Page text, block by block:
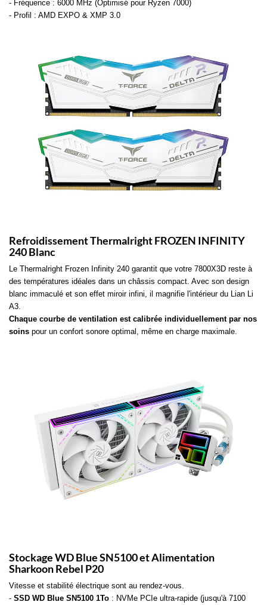
- Fréquence : 6000 MHz (Optimisé pour Ryzen 7000)
- Profil : AMD EXPO & XMP 3.0
Refroidissement Thermalright FROZEN INFINITY
240 Blanc
Le Thermalright Frozen Infinity 240 garantit que votre 7800X3D reste à
des températures idéales dans un châssis compact. Avec son design
blanc immaculé et son effet miroir infini, il magnifie l'intérieur du Lian Li
A3.
Chaque courbe de ventilation est calibrée individuellement par nos
soins pour un confort sonore optimal, même en charge maximale.
Stockage WD Blue SN5100 et Alimentation
Sharkoon Rebel P20
Vitesse et stabilité électrique sont au rendez-vous.
- SSD WD Blue SN5100 1To : NVMe PCIe ultra-rapide (jusqu'à 7100